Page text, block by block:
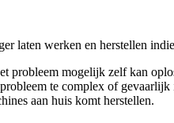
laten werken en herstellen
probleem mogelijk zelf kan
te complex of gevaarlijk
aan huis komt herstellen.